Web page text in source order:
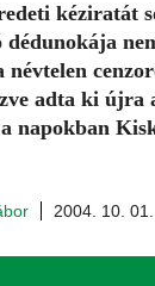
kéziratát
névtelen
adta ki újra
napokban
2004. 10. 01.